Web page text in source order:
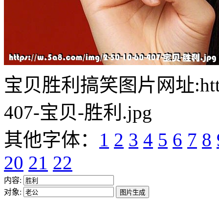
宝贝胜利搞笑图片网址
407-宝贝-胜利.jpg
其他字体： 1 2 3 4 5 6 7 8
20 21 22
内容:
对象: